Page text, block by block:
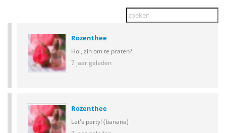
Rozenthee
Hoi, zin om te praten?
7 jaar geleden
Rozenthee
Let's party! (banana)